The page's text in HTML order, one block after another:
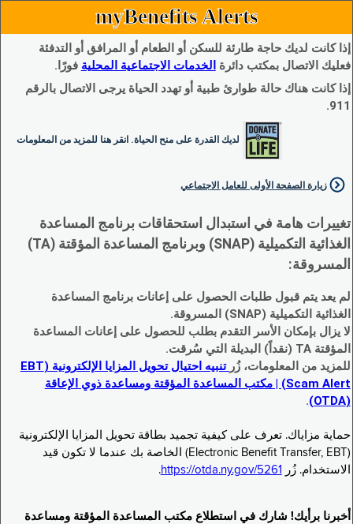
myBenefits Alerts
إذا كانت لديك حاجة طارئة للسكن أو الطعام أو المرافق أو التدفئة
فعليك الاتصال بمكتب دائرة الخدمات الاجتماعية المحلية فورًا.
إذا كانت هناك حالة طوارئ طبية أو تهدد الحياة يرجى الاتصال بالرقم
911.
لديك القدرة على منح الحياة. انقر هنا للمزيد من المعلومات
زيارة الصفحة الأولى للعامل الاجتماعي
تغييرات هامة في استبدال استحقاقات برنامج المساعدة
الغذائية التكميلية (SNAP) وبرنامج المساعدة المؤقتة (TA)
المسروقة:
لم يعد يتم قبول طلبات الحصول على إعانات برنامج المساعدة
الغذائية التكميلية (SNAP) المسروقة.
لا يزال بإمكان الأسر التقدم بطلب للحصول على إعانات المساعدة
المؤقتة TA (نقداً) البديلة التي سُرقت.
للمزيد من المعلومات، زُر
تنبيه احتيال تحويل المزايا الإلكترونية (EBT
Scam Alert) | مكتب المساعدة المؤقتة ومساعدة ذوي الإعاقة
(OTDA)
.
حماية مزاياك. تعرف على كيفية تجميد بطاقة تحويل المزايا الإلكترونية
(Electronic Benefit Transfer, EBT) الخاصة بك عندما لا تكون قيد
الاستخدام. زُر
https://otda.ny.gov/5261
.
أخبرنا برأيك! شارك في استطلاع مكتب المساعدة المؤقتة ومساعدة